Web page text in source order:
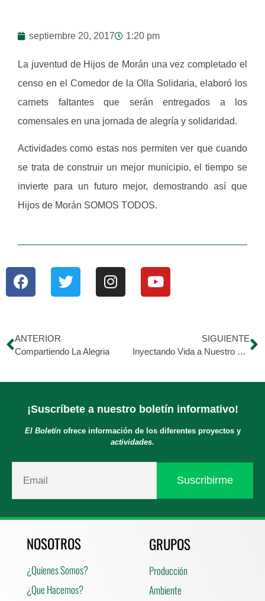
septiembre 20, 2017 1:20 pm
La j‎uventud de Hijos de Morán una vez completado el
censo en el Comedor de la Olla Solidaria, elaboró los
carnets faltantes que serán entregados a los
comensales en una jornada de alegría y solidaridad.
Actividades como estas nos permiten ver que cuando
se trata de construir un mejor municipio, el tiempo se
invierte para un futuro mejor, demostrando así que
Hijos de Morán SOMOS TODOS.
ANTERIOR
Compartiendo La Alegria
SIGUIENTE
Inyectando Vida a Nuestro Municipio
¡Suscríbete a nuestro boletín informativo!
El Boletínofrece información de los diferentes proyectos y
actividades.
NOSOTROS
¿Quienes Somos?
¿Que Hacemos?
GRUPOS
Producción
Ambiente